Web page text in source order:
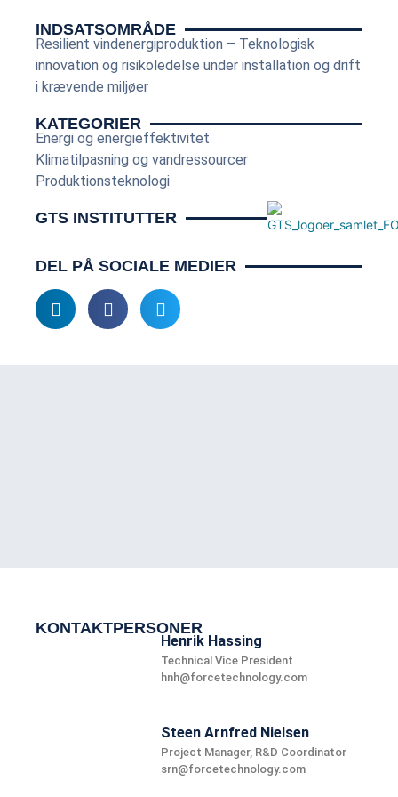
INDSATSOMRÅDE
Resilient vindenergiproduktion – Teknologisk
innovation og risikoledelse under installation og drift
i krævende miljøer
KATEGORIER
Energi og energieffektivitet
Klimatilpasning og vandressourcer
Produktionsteknologi
GTS INSTITUTTER
DEL PÅ SOCIALE MEDIER
KONTAKTPERSONER
Henrik Hassing
Technical Vice President
hnh@forcetechnology.com
Steen Arnfred Nielsen
Project Manager, R&D Coordinator
srn@forcetechnology.com